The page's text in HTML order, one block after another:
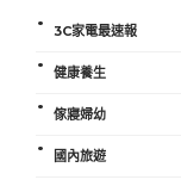
3C家電最速報
健康養生
傢寢婦幼
國內旅遊